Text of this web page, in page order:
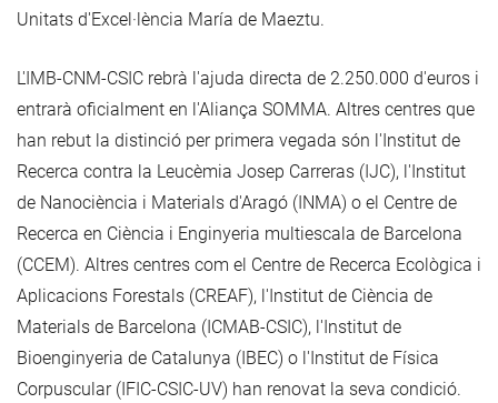
Unitats d'Excel·lència María de Maeztu.
L'IMB-CNM-CSIC rebrà l'ajuda directa de 2.250.000 d'euros i
entrarà oficialment en l'Aliança SOMMA. Altres centres que
han rebut la distinció per primera vegada són l'Institut de
Recerca contra la Leucèmia Josep Carreras (IJC), l'Institut
de Nanociència i Materials d'Aragó (INMA) o el Centre de
Recerca en Ciència i Enginyeria multiescala de Barcelona
(CCEM). Altres centres com el Centre de Recerca Ecològica i
Aplicacions Forestals (CREAF), l'Institut de Ciència de
Materials de Barcelona (ICMAB-CSIC), l'Institut de
Bioenginyeria de Catalunya (IBEC) o l'Institut de Física
Corpuscular (IFIC-CSIC-UV) han renovat la seva condició.